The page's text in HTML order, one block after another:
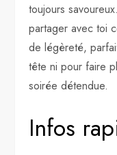
toujours
partager avec toi
de légèreté,
tête ni pour faire
soirée détendue.
Infos